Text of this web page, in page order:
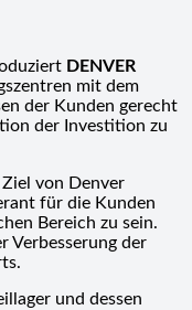
DENVER
mit dem
der Kunden gerecht
der Investition zu
von Denver
für die Kunden
Bereich zu sein.
Verbesserung der
und dessen